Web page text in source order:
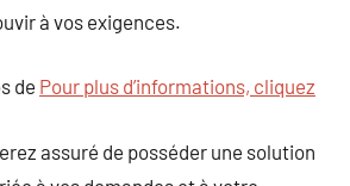
à vos exigences.
de Pour plus d’informations, cliquez
assuré de posséder une solution